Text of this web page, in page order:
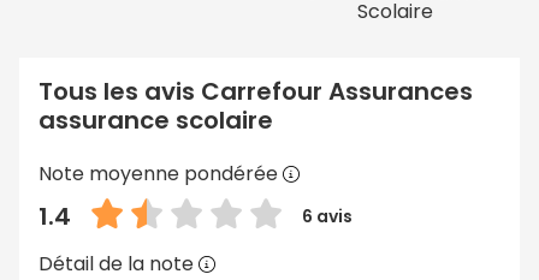
Tous les avis Carrefour Assurances
assurance scolaire
Note moyenne pondérée
1.4 6 avis
Détail de la note
Scolaire